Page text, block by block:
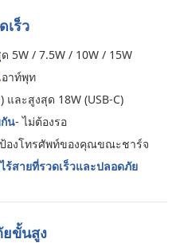
เร็ว
5W / 7.5W / 10W / 15W
อาท์พุท
ละสูงสุด 18W (USB-C)
น- ไม่ต้องรอ
องโทรศัพท์ของคุณขณะชาร์จ
ร้สายที่รวดเร็วและปลอดภัย
ขั้นสูง